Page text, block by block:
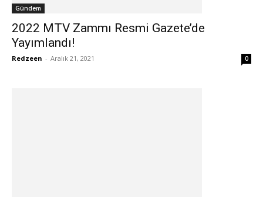
Gündem
2022 MTV Zammı Resmi Gazete’de
Yayımlandı!
Redzeen - Aralık 21, 2021 0